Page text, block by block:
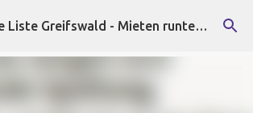
Direkt zum Hauptbereich Alternative Liste Greifswald - Mieten runter, Faschist*innen raus!